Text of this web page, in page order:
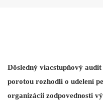
Dôsledný viacstupňový
porotou rozhodli o udelení
organizácii zodpovednosti